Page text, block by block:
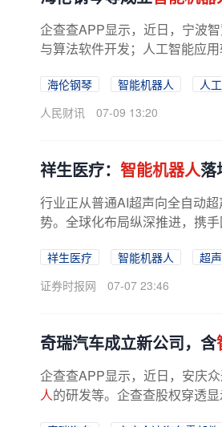
企查查APP显示，近日，宁波
与算法软件开发；人工智能应
海伦钢琴 智能机器人
人
人民财讯
07-09 13:20
祥生医疗： 智能机器人落
行业正从普通AI超声向全自动
势。全球化布局纵深推进，携
祥生医疗 智能机器人
超
证券时报网
07-07 23:46
奇瑞汽车成立新公司，含
企查查APP显示，近日，安庆
人的研发等。企查查股权穿透